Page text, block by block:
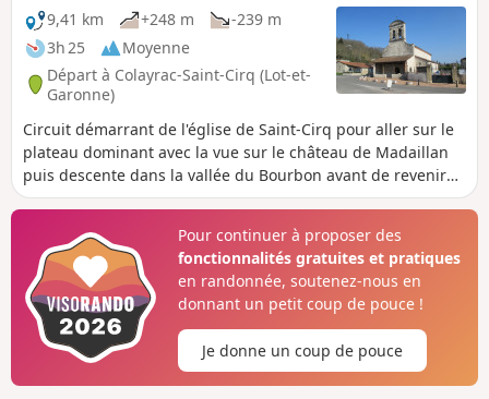
9,41 km
+248 m
-239 m
3h 25
Moyenne
Départ à Colayrac-Saint-Cirq (Lot-et-
Garonne)
Circuit démarrant de l'église de Saint-Cirq pour aller sur le
plateau dominant avec la vue sur le château de Madaillan
puis descente dans la vallée du Bourbon avant de revenir
sur les hauteurs.
Pour continuer à proposer des
fonctionnalités gratuites et pratiques
en randonnée, soutenez-nous en
donnant un petit coup de pouce !
Je donne un coup de pouce